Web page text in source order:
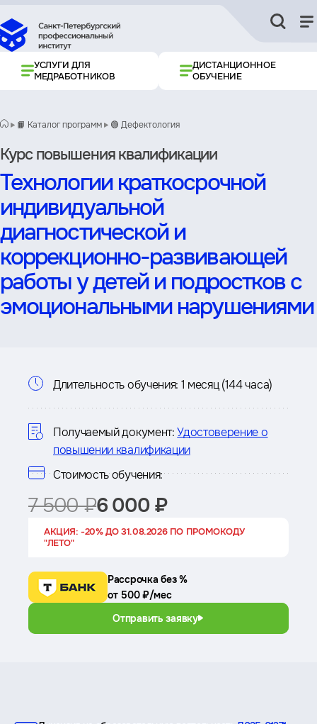
УСЛУГИ ДЛЯ
МЕДРАБОТНИКОВ
ДИСТАНЦИОННОЕ
ОБУЧЕНИЕ
📙 Каталог программ 🟢 Дефектология
Курс повышения квалификации
Технологии краткосрочной
индивидуальной
диагностической и
коррекционно-развивающей
работы у детей и подростков с
эмоциональными нарушениями
Информация
о
курсе
Длительность обучения: 1 месяц (144 часа)
Получаемый документ: Удостоверение о
повышении квалификации
Стоимость обучения:
7 500 ₽6 000 ₽
АКЦИЯ: -20% ДО 31.08.2026 ПО ПРОМОКОДУ
"ЛЕТО"
Рассрочка без %
от 500 ₽/мес
Отправить заявку